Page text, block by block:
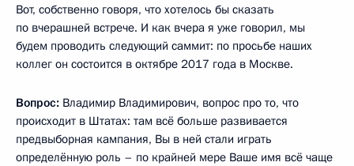
Вот, собственно говоря, что хотелось бы сказать
по вчерашней встрече. И как вчера я уже говорил, мы
будем проводить следующий саммит: по просьбе наших
коллег он состоится в октябре 2017 года в Москве.
Вопрос: Владимир Владимирович, вопрос про то, что
происходит в Штатах: там всё больше развивается
предвыборная кампания, Вы в ней стали играть
определённую роль – по крайней мере Ваше имя всё чаще